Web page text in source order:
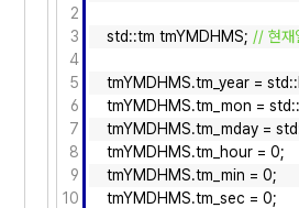
2
3
4
5
6
7
8
9
10
std::tm tmYMDHMS; // 현재
tmYMDHMS.tm_year =
tmYMDHMS.tm_mon =
tmYMDHMS.tm_mday =
tmYMDHMS.tm_hour = 0;
tmYMDHMS.tm_min = 0;
tmYMDHMS.tm_sec = 0;